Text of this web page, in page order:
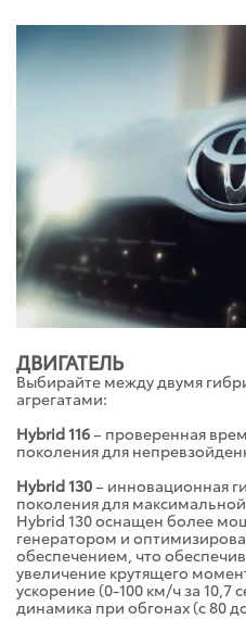
ДВИГАТЕЛЬ
Выбирайте между двумя
агрегатами:
Hybrid 116– проверенная
поколения для
Hybrid 130– инновационная
поколения для
Hybrid 130 оснащен более
генератором и
обеспечением, что
увеличение крутящего
ускорение (0-100 км/ч за 10,7
динамика при обгонах (с 80